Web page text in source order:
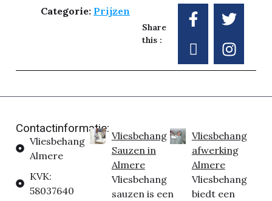
Categorie: Prijzen
Share
this :
Contactinformatie:
Vliesbehang
Almere
KVK:
58037640
Vliesbehang
Sauzen in
Almere
Vliesbehang
sauzen is een
Vliesbehang
afwerking
Almere
Vliesbehang
biedt een